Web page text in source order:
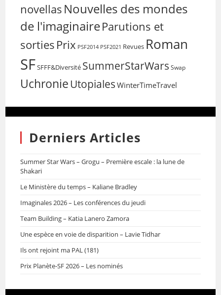
novellas Nouvelles des mondes
de l'imaginaireParutions et
sorties Prix PSF2014 PSF2021 Revues Roman
SFSFFF&Diversité SummerStarWars Swap
Uchronie Utopiales WinterTimeTravel
Derniers Articles
Summer Star Wars – Grogu – Première escale : la lune de
Shakari
Le Ministère du temps – Kaliane Bradley
Imaginales 2026 – Les conférences du jeudi
Team Building – Katia Lanero Zamora
Une espèce en voie de disparition – Lavie Tidhar
Ils ont rejoint ma PAL (181)
Prix Planète-SF 2026 – Les nominés